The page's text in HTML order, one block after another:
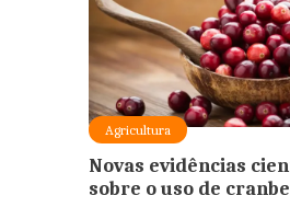
Agricultura
Novas evidências
sobre o uso de